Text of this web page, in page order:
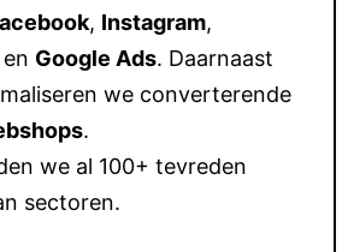
, Instagram,
en Google Ads. Daarnaast
we converterende
.
we al 100+ tevreden
sectoren.